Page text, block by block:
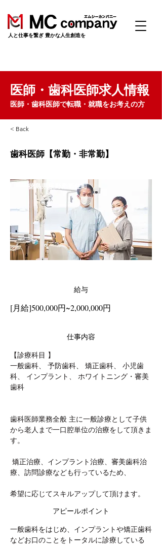
​人と仕事を繋ぎ 豊かな人生創造を
医師・歯科医師求人情報
医師・歯科医師で転職・就職をお考えの方
< Back
歯科医師【常勤・非常勤】
徳島県板野郡藍住町
給与
[月給]500,000円~2,000,000円
仕事内容
【診療科目 】
一般歯科、 予防歯科、 矯正歯科、 小児歯
科、 インプラント、 ホワイトニング・審美
歯科
歯科医師業務全般 主に一般診療として子供
から老人まで一口腔単位の治療をして頂きま
す。
療、訪問診療なども行っているため、
希望に応じてスキルアップして頂けます。
アピールポイント
一般歯科をはじめ、インプラントや矯正歯科
などお口のことをトータルに診療している